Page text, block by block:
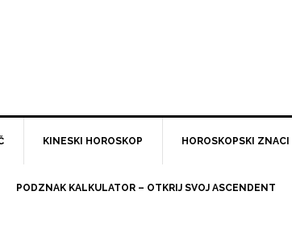
KINESKI HOROSKOP HOROSKOPSKI ZNACI
PODZNAK KALKULATOR – OTKRIJ SVOJ ASCENDENT